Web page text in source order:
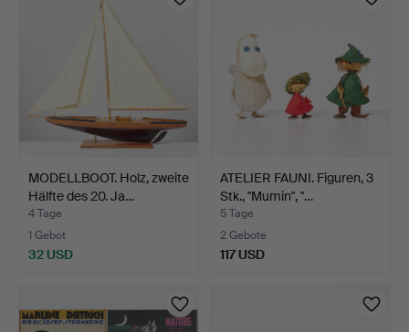
MODELLBOOT. Holz, zweite
Hälfte des 20. Ja…
4 Tage
1 Gebot
32 USD
ATELIER FAUNI. Figuren, 3
Stk., "Mumin", "…
5 Tage
2 Gebote
117 USD